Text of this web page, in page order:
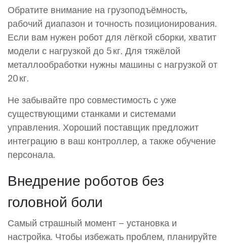
Обратите внимание на грузоподъёмность,
рабочий диапазон и точность позиционирования.
Если вам нужен робот для лёгкой сборки, хватит
модели с нагрузкой до 5 кг. Для тяжёлой
металлообработки нужны машины с нагрузкой от
20 кг.
Не забывайте про совместимость с уже
существующими станками и системами
управления. Хороший поставщик предложит
интеграцию в ваш контроллер, а также обучение
персонала.
Внедрение роботов без
головной боли
Самый страшный момент – установка и
настройка. Чтобы избежать проблем, планируйте